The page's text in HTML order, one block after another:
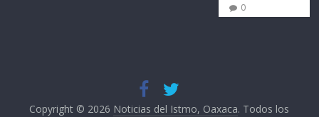
0
Copyright © 2026 Noticias del Istmo, Oaxaca. Todos los